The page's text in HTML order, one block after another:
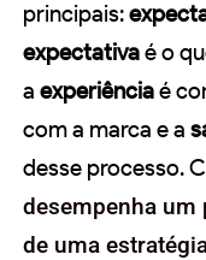
principais:
expectativaé o
a experiênciaé
com a marca e a
desse processo.
desempenha um
de uma